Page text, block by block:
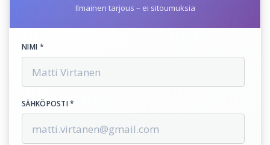
Ilmainen tarjous – ei sitoumuksia
NIMI *
SÄHKÖPOSTI *